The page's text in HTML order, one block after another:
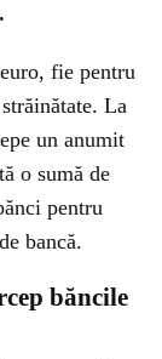
fie pentru
La
un anumit
o sumă de
pentru
bancă.
băncile